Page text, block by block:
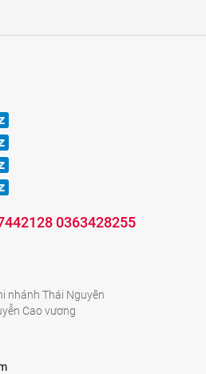
0363428255
nhánh Thái Nguyên
Cao vương